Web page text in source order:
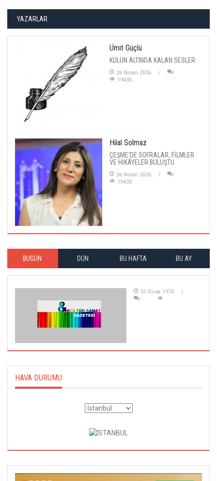
YAZARLAR
Ümit Güçlü
KÜLÜN ALTINDA KALAN SESLER
26 Nisan 2026
19435
Hilal Solmaz
ÇEŞME'DE SOFRALAR, FİLMLER
VE HİKÂYELER BULUŞTU
26 Nisan 2026
19435
BUGÜN DÜN BU HAFTA BU AY
01 Ocak 1970
HAVA DURUMU